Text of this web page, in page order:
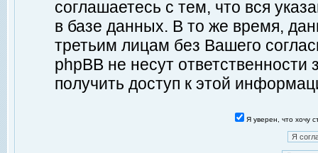
соглашаетесь с тем, что вся
в базе данных. В то же время,
третьим лицам без Вашего
phpBB не несут ответственности
получить доступ к этой
Я уверен, что хочу